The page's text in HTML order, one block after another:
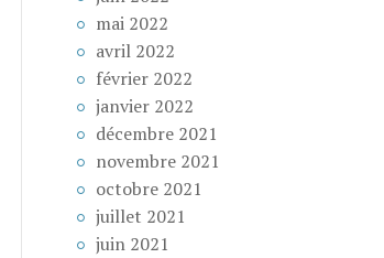
mai 2022
avril 2022
février 2022
janvier 2022
décembre 2021
novembre 2021
octobre 2021
juillet 2021
juin 2021